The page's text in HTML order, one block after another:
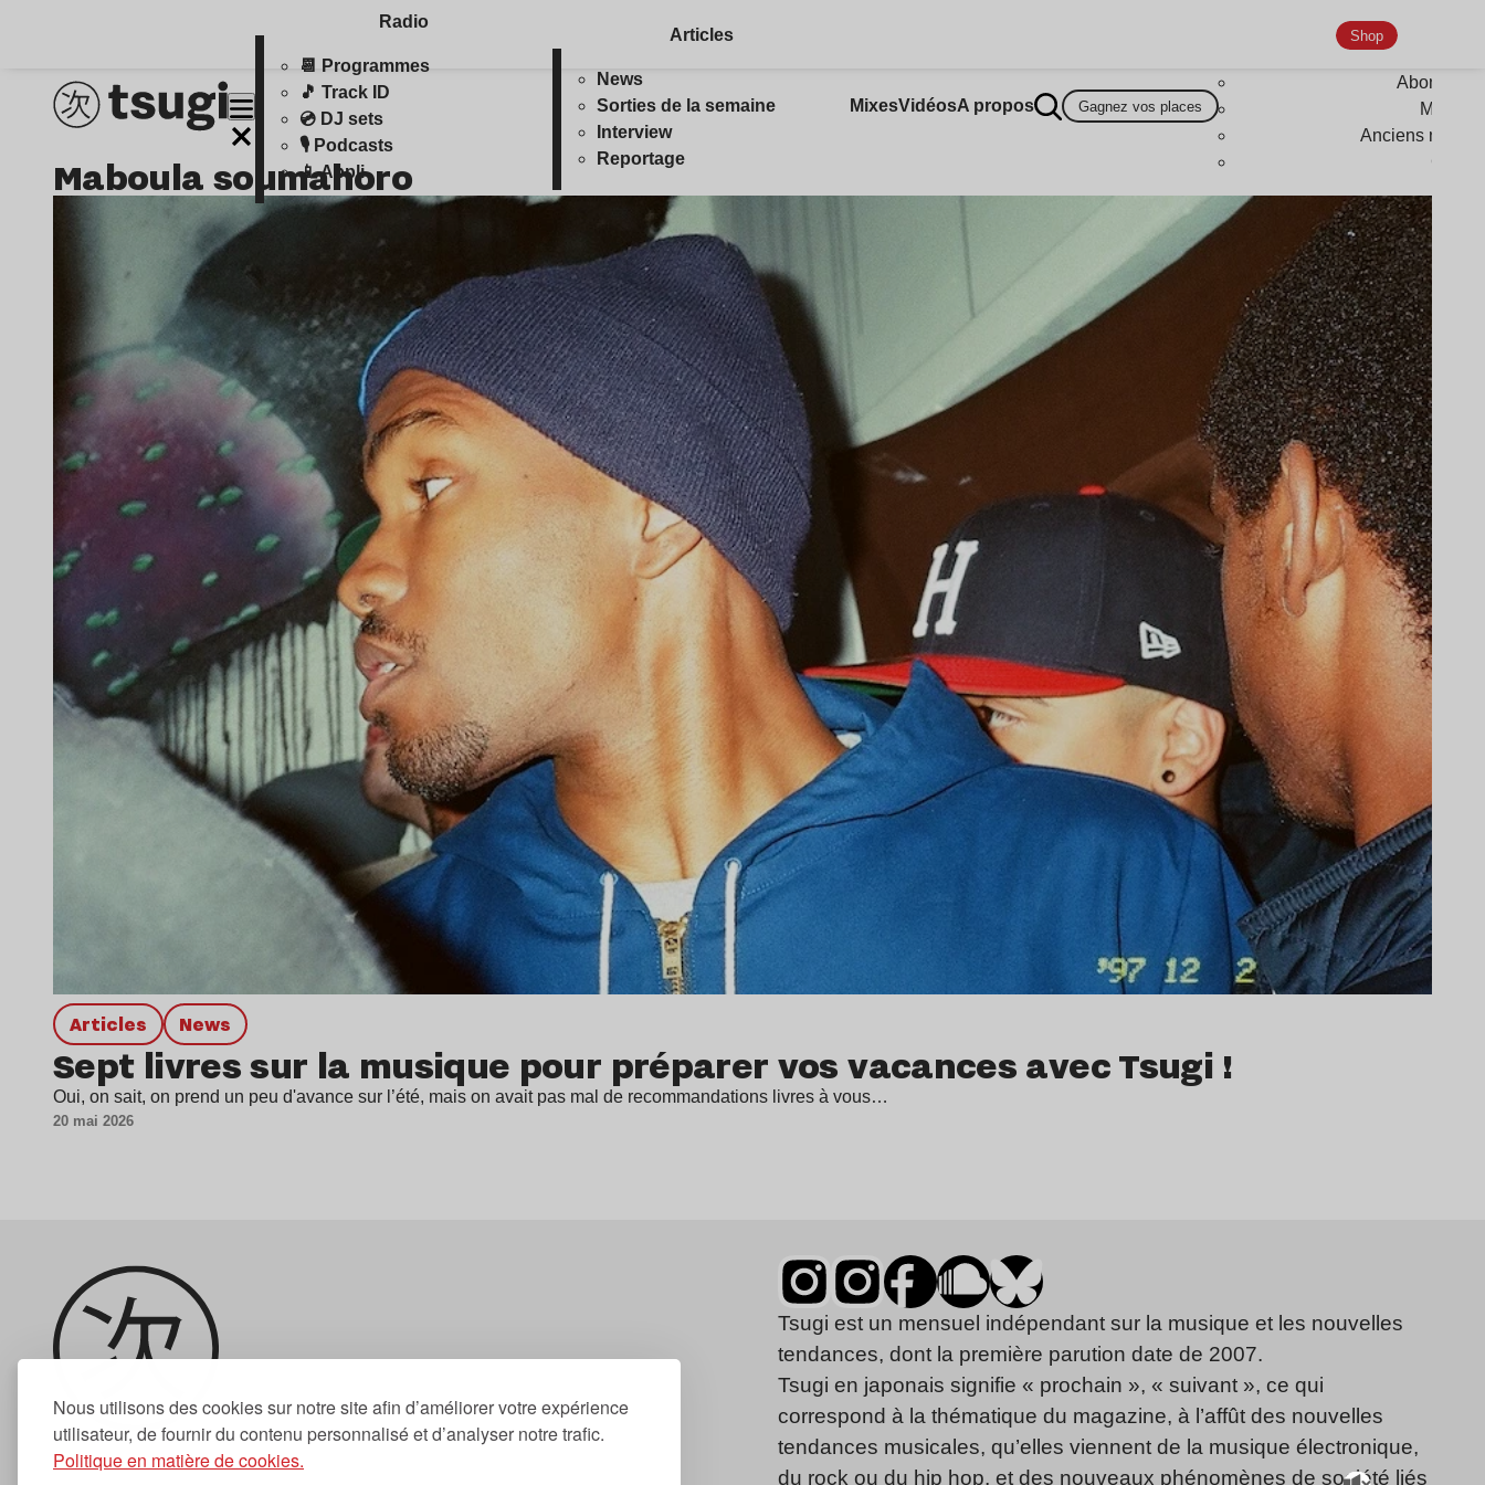
Nous utilisons des cookies sur notre site afin d’améliorer votre expérience
utilisateur, de fournir du contenu personnalisé et d’analyser notre trafic.
Politique en matière de cookies.
Radio
📆 Programmes
🎵 Track ID
💿 DJ sets
🎙️ Podcasts
📱 Appli
Articles
News
Sorties de la semaine
Interview
Reportage
MixesVidéosA propos Gagnez vos places
Shop
Anciens
maboula soumahoro
Articles news
Sept livres sur la musique pour préparer vos vacances avec Tsugi !
Oui, on sait, on prend un peu d'avance sur l’été, mais on avait pas mal de recommandations livres à vous…
20 mai 2026
Tsugi est un mensuel indépendant sur la musique et les nouvelles
tendances, dont la première parution date de 2007.
Tsugi en japonais signifie « prochain », « suivant », ce qui
correspond à la thématique du magazine, à l’affût des nouvelles
tendances musicales, qu’elles viennent de la musique électronique,
du rock ou du hip hop, et des nouveaux phénomènes de société liés